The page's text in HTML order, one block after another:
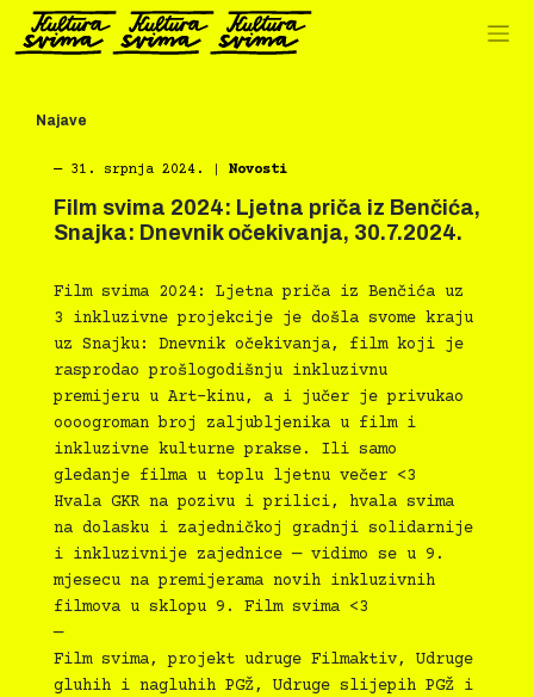
Preskoči
sadržaj
Najave
― 31. srpnja 2024. Novosti
Film svima 2024: Ljetna priča iz Benčića,
Snajka: Dnevnik očekivanja, 30.7.2024.
Film svima 2024: Ljetna priča iz Benčića uz
3 inkluzivne projekcije je došla svome kraju
uz Snajku: Dnevnik očekivanja, film koji je
rasprodao prošlogodišnju inkluzivnu
premijeru u Art-kinu, a i jučer je privukao
oooogroman broj zaljubljenika u film i
inkluzivne kulturne prakse. Ili samo
gledanje filma u toplu ljetnu večer <3
Hvala GKR na pozivu i prilici, hvala svima
na dolasku i zajedničkoj gradnji solidarnije
i inkluzivnije zajednice — vidimo se u 9.
mjesecu na premijerama novih inkluzivnih
filmova u sklopu 9. Film svima <3
—
Film svima, projekt udruge Filmaktiv, Udruge
gluhih i nagluhih PGŽ, Udruge slijepih PGŽ i